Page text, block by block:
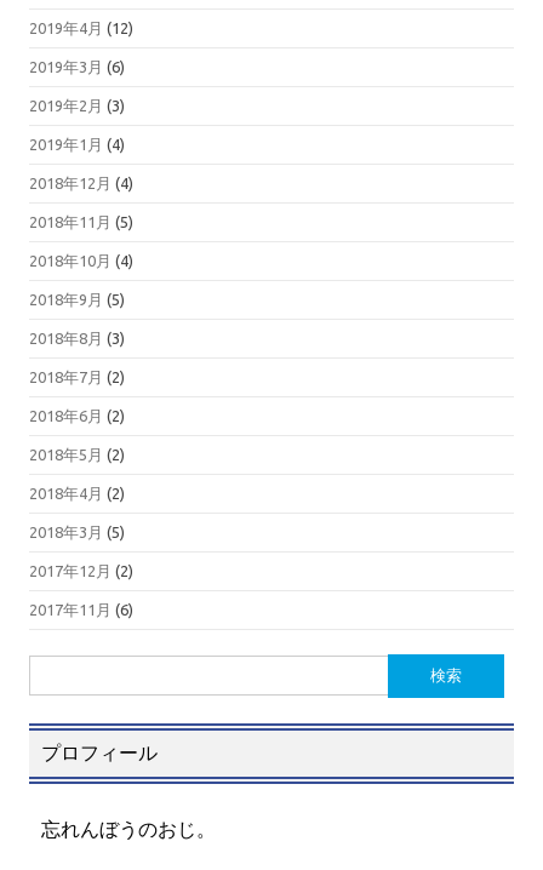
2019年4月 (12)
2019年3月 (6)
2019年2月 (3)
2019年1月 (4)
2018年12月 (4)
2018年11月 (5)
2018年10月 (4)
2018年9月 (5)
2018年8月 (3)
2018年7月 (2)
2018年6月 (2)
2018年5月 (2)
2018年4月 (2)
2018年3月 (5)
2017年12月 (2)
2017年11月 (6)
索:
プロフィール
忘れんぼうのおじ。